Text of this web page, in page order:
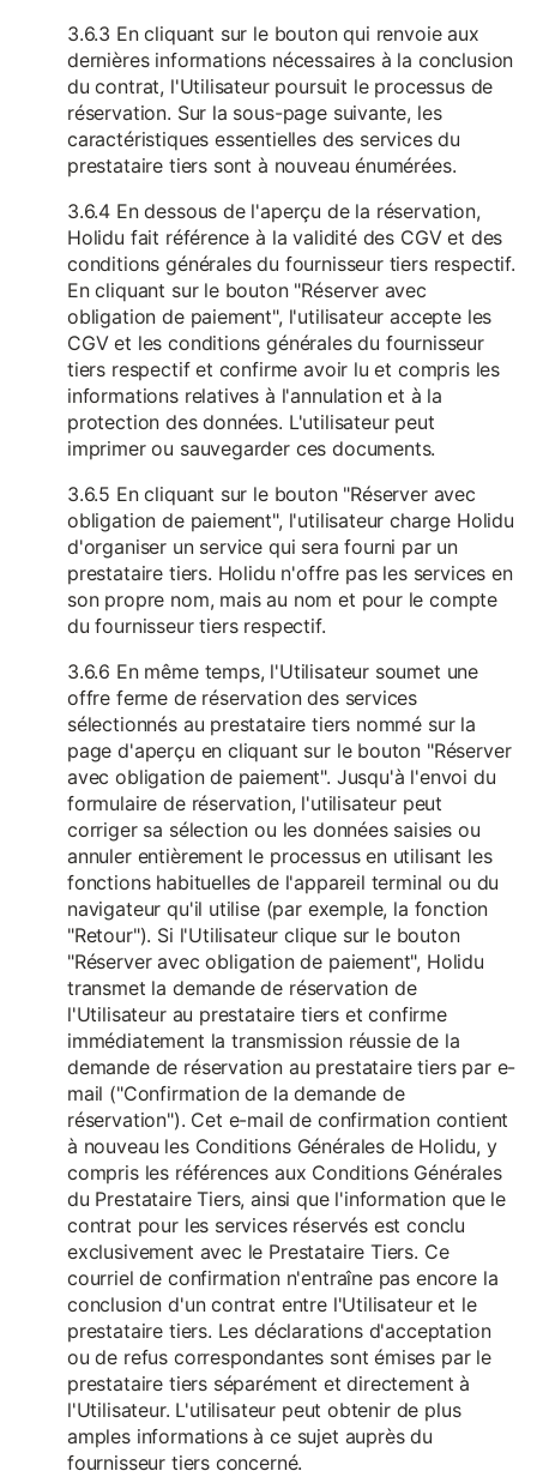
3.6.3 En cliquant sur le bouton qui renvoie aux
dernières informations nécessaires à la conclusion
du contrat, l'Utilisateur poursuit le processus de
réservation. Sur la sous-page suivante, les
caractéristiques essentielles des services du
prestataire tiers sont à nouveau énumérées.
3.6.4 En dessous de l'aperçu de la réservation,
Holidu fait référence à la validité des CGV et des
conditions générales du fournisseur tiers respectif.
En cliquant sur le bouton "Réserver avec
obligation de paiement", l'utilisateur accepte les
CGV et les conditions générales du fournisseur
tiers respectif et confirme avoir lu et compris les
informations relatives à l'annulation et à la
protection des données. L'utilisateur peut
imprimer ou sauvegarder ces documents.
3.6.5 En cliquant sur le bouton "Réserver avec
obligation de paiement", l'utilisateur charge Holidu
d'organiser un service qui sera fourni par un
prestataire tiers. Holidu n'offre pas les services en
son propre nom, mais au nom et pour le compte
du fournisseur tiers respectif.
3.6.6 En même temps, l'Utilisateur soumet une
offre ferme de réservation des services
sélectionnés au prestataire tiers nommé sur la
page d'aperçu en cliquant sur le bouton "Réserver
avec obligation de paiement". Jusqu'à l'envoi du
formulaire de réservation, l'utilisateur peut
corriger sa sélection ou les données saisies ou
annuler entièrement le processus en utilisant les
fonctions habituelles de l'appareil terminal ou du
navigateur qu'il utilise (par exemple, la fonction
"Retour"). Si l'Utilisateur clique sur le bouton
"Réserver avec obligation de paiement", Holidu
transmet la demande de réservation de
l'Utilisateur au prestataire tiers et confirme
immédiatement la transmission réussie de la
demande de réservation au prestataire tiers par e-
mail ("Confirmation de la demande de
réservation"). Cet e-mail de confirmation contient
à nouveau les Conditions Générales de Holidu, y
compris les références aux Conditions Générales
du Prestataire Tiers, ainsi que l'information que le
contrat pour les services réservés est conclu
exclusivement avec le Prestataire Tiers. Ce
courriel de confirmation n'entraîne pas encore la
conclusion d'un contrat entre l'Utilisateur et le
prestataire tiers. Les déclarations d'acceptation
ou de refus correspondantes sont émises par le
prestataire tiers séparément et directement à
l'Utilisateur. L'utilisateur peut obtenir de plus
amples informations à ce sujet auprès du
fournisseur tiers concerné.